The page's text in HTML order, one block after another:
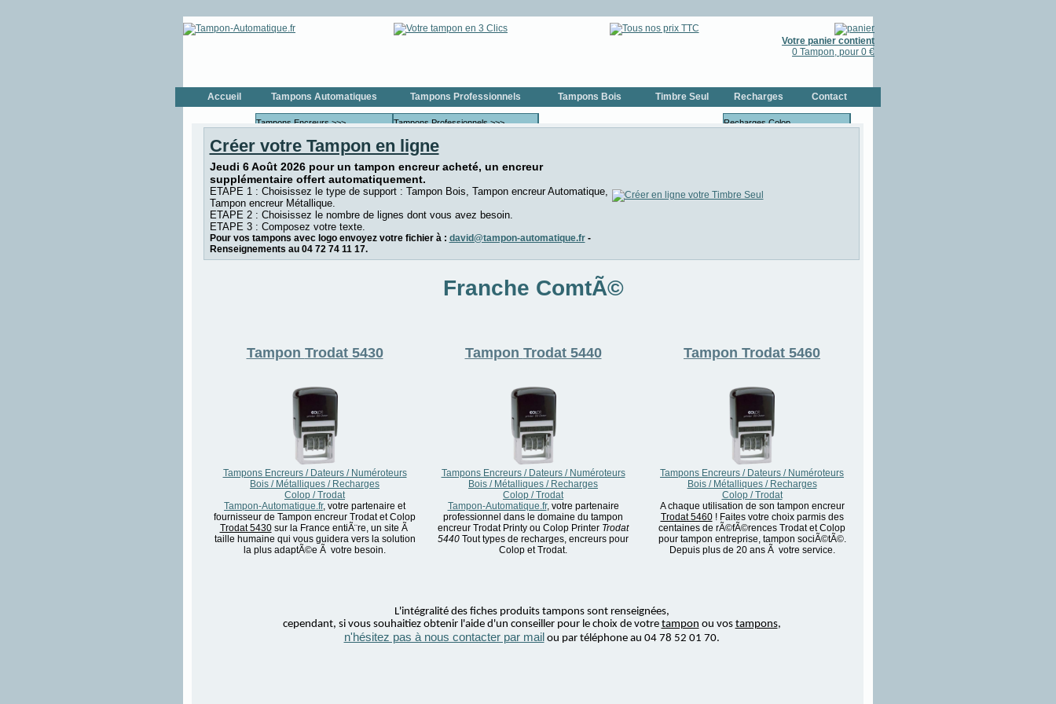
Votre panier contient
0 Tampon, pour 0 €
Accueil Tampons Automatiques
Tampons Encreurs >>>
Tampons Encreurs COLOP
Tampons Encreurs
TRODAT
Tampons Dateurs >>>
Tampons Dateurs COLOP
Tampons Dateurs TRODAT
Tampons Numéroteur >>>
Tampons Professionnels
Tampons Professionnels >>>
Tampons Professionnels TRODAT
Tampons Dateurs >>>
Tampons Numéroteurs >>>
Tampons Numéroteurs TRODAT
Tampons Bois Timbre Seul Recharges
Recharges Colop
Contact
Créer votre Tampon en ligne
Jeudi 6 Août 2026 pour un tampon encreur acheté, un encreur
supplémentaire offert automatiquement.
ETAPE 1 : Choisissez le type de support : Tampon Bois, Tampon encreur Automatique,
Tampon encreur Métallique.
ETAPE 2 : Choisissez le nombre de lignes dont vous avez besoin.
ETAPE 3 : Composez votre texte.
Pour vos tampons avec logo envoyez votre fichier à : david@tampon-automatique.fr-
Renseignements au 04 72 74 11 17.
Franche ComtÃ©
Tampon Trodat 5430
Tampons Encreurs / Dateurs / Numéroteurs
Bois / Métalliques / Recharges
Colop / Trodat
Tampon-Automatique.fr, votre partenaire et
fournisseur de Tampon encreur Trodat et Colop
Trodat 5430sur la France entiÃ¨re, un site Ã
taille humaine qui vous guidera vers la solution
la plus adaptÃ©e Ã votre besoin.
Tampon Trodat 5440
Tampons Encreurs / Dateurs / Numéroteurs
Bois / Métalliques / Recharges
Colop / Trodat
Tampon-Automatique.fr, votre partenaire
professionnel dans le domaine du tampon
encreur Trodat Printy ou Colop Printer Trodat
5440 Tout types de recharges, encreurs pour
Colop et Trodat.
Tampon Trodat 5460
Tampons Encreurs / Dateurs / Numéroteurs
Bois / Métalliques / Recharges
Colop / Trodat
A chaque utilisation de son tampon encreur
Trodat 5460! Faites votre choix parmis des
centaines de rÃ©fÃ©rences Trodat et Colop
pour tampon entreprise, tampon sociÃ©tÃ©.
Depuis plus de 20 ans Ã votre service.
L'intégralité des fiches produits tampons sont renseignées,
cependant, si vous souhaitiez obtenir l'aide d'un conseiller pour le choix de votre tampon ou vos tampons,
n'hésitez pas à nous contacter par mailou par téléphone au 04 78 52 01 70.